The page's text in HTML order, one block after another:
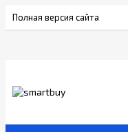
Полная версия сайта
компании